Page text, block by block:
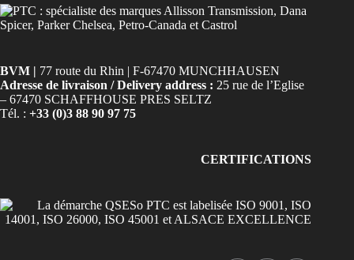
BVM | 77 route du Rhin | F-67470 MUNCHHAUSEN
Adresse de livraison / Delivery address : 25 rue de l’Eglise
– 67470 SCHAFFHOUSE PRES SELTZ
Tél. : +33 (0)3 88 90 97 75
CERTIFICATIONS